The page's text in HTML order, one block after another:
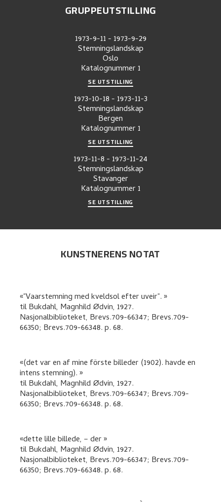
GRUPPEUTSTILLING
1973-9-11- 1973-9-29
Stemningslandskap
Oslo
Katalognummer 1
SE UTSTILLING
1973-10-18- 1973-11-3
Stemningslandskap
Bergen
Katalognummer 1
SE UTSTILLING
1973-11-8- 1973-11-24
Stemningslandskap
Stavanger
Katalognummer 1
SE UTSTILLING
KUNSTNERENS NOTAT
"Vaarstemning med kveldsol efter uveir".
tilBukdahl, Magnhild Ødvin, 1927.
Nasjonalbiblioteket, Brevs.709-66347; Brevs.709-
66350; Brevs.709-66348.p. 68.
(det var en af mine förste billeder (1902). havde en
intens stemning).
tilBukdahl, Magnhild Ødvin, 1927.
Nasjonalbiblioteket, Brevs.709-66347; Brevs.709-
66350; Brevs.709-66348.p. 68.
dette lille billede, – der
tilBukdahl, Magnhild Ødvin, 1927.
Nasjonalbiblioteket, Brevs.709-66347; Brevs.709-
66350; Brevs.709-66348.p. 68.